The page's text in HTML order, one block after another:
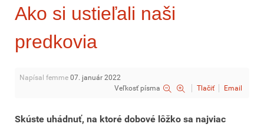
Ako si ustieľali naši
predkovia
Napísal femme 07. január 2022
Veľkosť písma
Tlačiť Email
Skúste uhádnuť, na ktoré dobové lôžko sa najviac